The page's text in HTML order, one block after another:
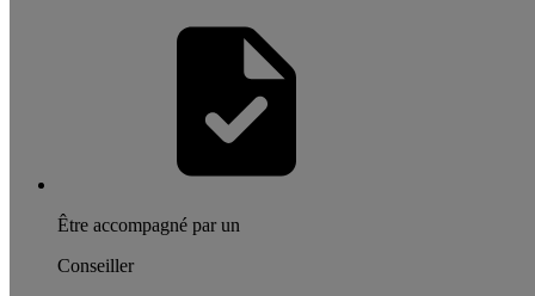
Être accompagné par un
Conseiller